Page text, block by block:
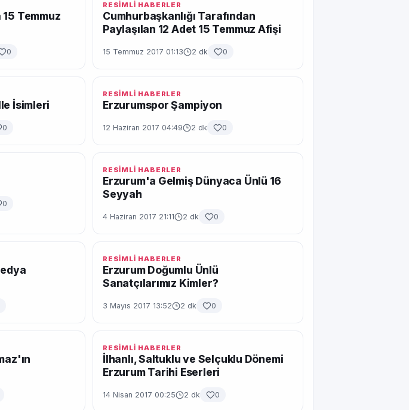
Temmuz
0
RESİMLİ HABERLER
Cumhurbaşkanlığı Tarafından
Paylaşılan 12 Adet 15 Temmuz Afişi
15 Temmuz 2017 01:13 2 dk 0
İsimleri
0
RESİMLİ HABERLER
Erzurumspor Şampiyon
12 Haziran 2017 04:49 2 dk 0
0
RESİMLİ HABERLER
Erzurum'a Gelmiş Dünyaca Ünlü 16
Seyyah
4 Haziran 2017 21:11 2 dk 0
RESİMLİ HABERLER
Erzurum Doğumlu Ünlü
Sanatçılarımız Kimler?
3 Mayıs 2017 13:52 2 dk 0
RESİMLİ HABERLER
İlhanlı, Saltuklu ve Selçuklu Dönemi
Erzurum Tarihi Eserleri
14 Nisan 2017 00:25 2 dk 0